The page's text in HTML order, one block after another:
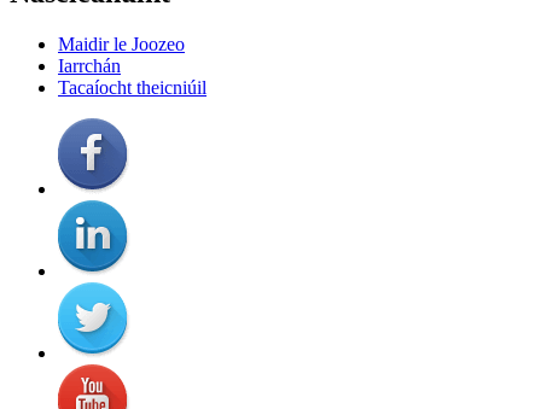
Maidir le Joozeo
Iarrchán
Tacaíocht theicniúil